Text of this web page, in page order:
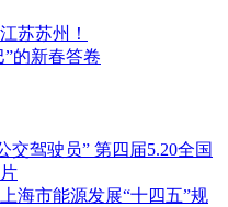
苏苏州！
”的新春答卷
交驾驶员” 第四届5.20全国
海市能源发展“十四五”规